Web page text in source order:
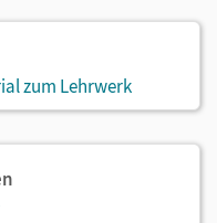
zum Lehrwerk